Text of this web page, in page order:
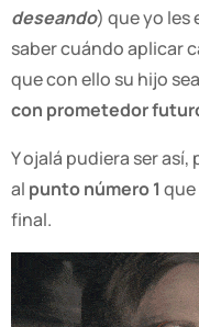
deseando) que yo les
saber cuándo aplicar
que con ello su hijo sea
con prometedor
Y ojalá pudiera ser
al punto número 1 que
final.